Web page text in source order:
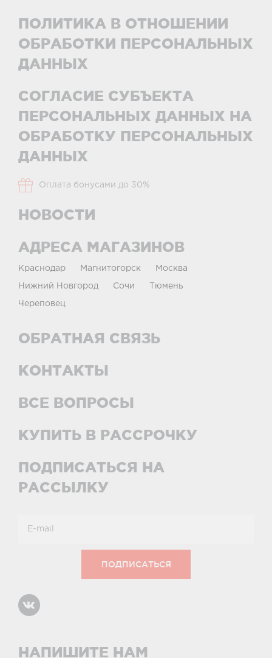
ПОЛИТИКА В ОТНОШЕНИИ
ОБРАБОТКИ ПЕРСОНАЛЬНЫХ
ДАННЫХ
СОГЛАСИЕ СУБЪЕКТА
ПЕРСОНАЛЬНЫХ ДАННЫХ НА
ОБРАБОТКУ ПЕРСОНАЛЬНЫХ
ДАННЫХ
Оплата бонусами до 30%
НОВОСТИ
АДРЕСА МАГАЗИНОВ
Краснодар Магнитогорск Москва
Нижний Новгород Сочи Тюмень
Череповец
ОБРАТНАЯ СВЯЗЬ
КОНТАКТЫ
ВСЕ ВОПРОСЫ
КУПИТЬ В РАССРОЧКУ
ПОДПИСАТЬСЯ НА
РАССЫЛКУ
НАПИШИТЕ НАМ